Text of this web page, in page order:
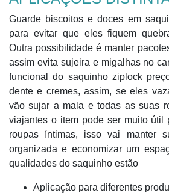
Guarde biscoitos e doces em
para evitar que eles fiquem
Outra possibilidade é manter
assim evita sujeira e migalhas no
funcional do saquinho ziplock
dente e cremes, assim, se eles
vão sujar a mala e todas as suas
viajantes o item pode ser muito útil
roupas íntimas, isso vai manter
organizada e economizar um
qualidades do saquinho estão
Aplicação para diferentes